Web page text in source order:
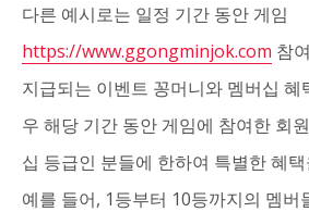
다른 예시로는 일정 기간 동안 게임
https://www.ggongminjok.com 참
지급되는 이벤트 꽁머니와 멤버십 혜
우 해당 기간 동안 게임에 참여한 회
십 등급인 분들에 한하여 특별한 혜
예를 들어, 1등부터 10등까지의 멤버